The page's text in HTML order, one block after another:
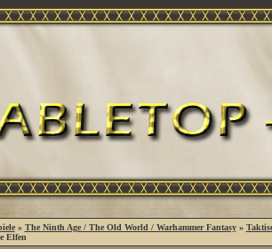
» The Ninth Age / The Old World / Warhammer Fantasy»
Elfen